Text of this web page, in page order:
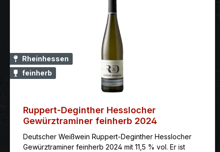
Rheinhessen
feinherb
Ruppert-Deginther Hesslocher
Gewürztraminer feinherb 2024
Deutscher Weißwein Ruppert-Deginther Hesslocher
Gewürztraminer feinherb 2024 mit 11,5 % vol. Er ist